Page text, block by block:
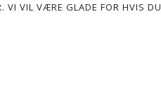
VI VIL VÆRE GLADE FOR HVIS DU